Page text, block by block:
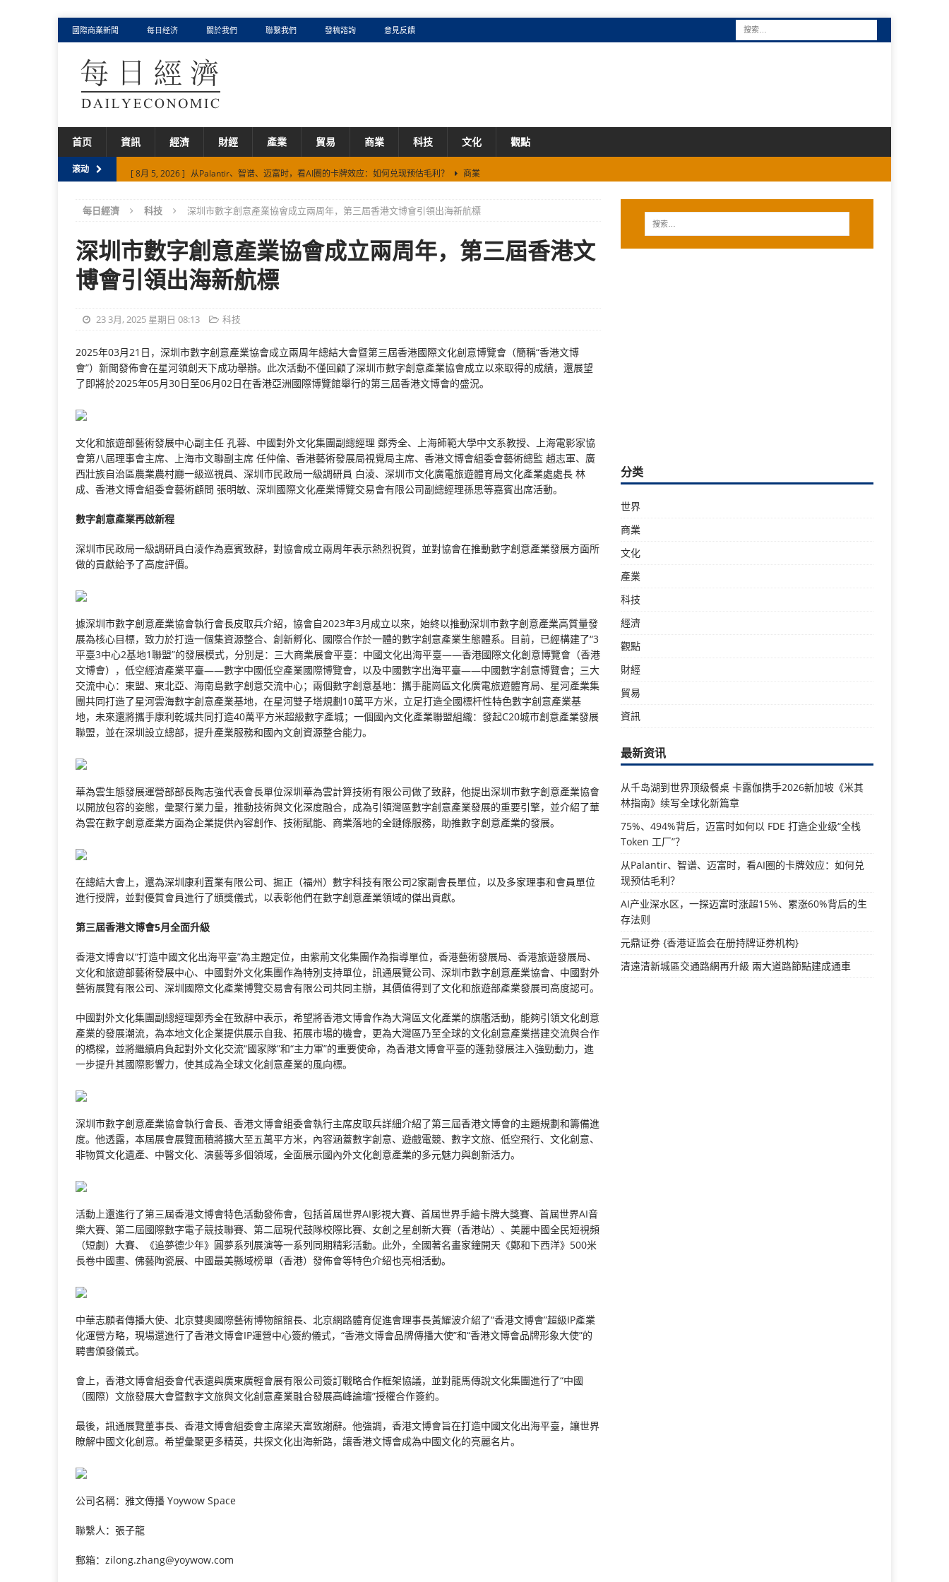
國際商業新聞 每日经济 關於我們 聯繫我們 發稿諮詢 意見反饋
首页 資訊 經濟 財經 產業 貿易 商業 科技 文化 觀點
滚动 [ 8月 5, 2026 ] 从Palantir、智谱、迈富时，看AI圈的卡牌效应：如何兑现预估毛利？
商業
[ 7月 30, 2026 ] 元鼎证券 {香港证监会在册持牌证券机构}
商業
[ 8月 6, 2026 ] 从千岛湖到世界顶级餐桌 卡露伽携手2026新加坡《米其林指南》续写全球化新篇章
商業
[ 8月 5, 2026 ]
75%、494%背后，迈富时如何以 FDE 打造企业级“全栈 Token 工厂”？ 商業
每日經濟 科技 深圳市數字創意產業協會成立兩周年，第三屆香港文博會引領出海新航標
深圳市數字創意產業協會成立兩周年，第三屆香港文
博會引領出海新航標
23 3月, 2025 星期日 08:13 科技
2025年03月21日，深圳市數字創意產業協會成立兩周年總結大會暨第三屆香港國際文化創意博覽會（簡稱“香港文博
會”）新聞發佈會在星河領創天下成功舉辦。此次活動不僅回顧了深圳市數字創意產業協會成立以來取得的成績，還展望
了即將於2025年05月30日至06月02日在香港亞洲國際博覽館舉行的第三屆香港文博會的盛況。
文化和旅遊部藝術發展中心副主任 孔蓉、中國對外文化集團副總經理 鄭秀全、上海師範大學中文系教授、上海電影家協
會第八屆理事會主席、上海市文聯副主席 任仲倫、香港藝術發展局視覺局主席、香港文博會組委會藝術總監 趙志軍、廣
西壯族自治區農業農村廳一級巡視員、深圳市民政局一級調研員 白淩、深圳市文化廣電旅遊體育局文化產業處處長 林
成、香港文博會組委會藝術顧問 張明敏、深圳國際文化產業博覽交易會有限公司副總經理孫思等嘉賓出席活動。
數字創意產業再啟新程
深圳市民政局一級調研員白淩作為嘉賓致辭，對協會成立兩周年表示熱烈祝賀，並對協會在推動數字創意產業發展方面所
做的貢獻給予了高度評價。
據深圳市數字創意產業協會執行會長皮取兵介紹，協會自2023年3月成立以來，始終以推動深圳市數字創意產業高質量發
展為核心目標，致力於打造一個集資源整合、創新孵化、國際合作於一體的數字創意產業生態體系。目前，已經構建了“3
平臺3中心2基地1聯盟”的發展模式，分別是：三大商業展會平臺：中國文化出海平臺——香港國際文化創意博覽會（香港
文博會），低空經濟產業平臺——數字中國低空產業國際博覽會，以及中國數字出海平臺——中國數字創意博覽會；三大
交流中心：東盟、東北亞、海南島數字創意交流中心；兩個數字創意基地：攜手龍崗區文化廣電旅遊體育局、星河產業集
團共同打造了星河雲海數字創意產業基地，在星河雙子塔規劃10萬平方米，立足打造全國標杆性特色數字創意產業基
地，未來還將攜手康利乾城共同打造40萬平方米超級數字產城；一個國內文化產業聯盟組織：發起C20城市創意產業發展
聯盟，並在深圳設立總部，提升產業服務和國內文創資源整合能力。
華為雲生態發展運營部部長陶志強代表會長單位深圳華為雲計算技術有限公司做了致辭，他提出深圳市數字創意產業協會
以開放包容的姿態，彙聚行業力量，推動技術與文化深度融合，成為引領灣區數字創意產業發展的重要引擎，並介紹了華
為雲在數字創意產業方面為企業提供內容創作、技術賦能、商業落地的全鏈條服務，助推數字創意產業的發展。
在總結大會上，還為深圳康利置業有限公司、掘正（福州）數字科技有限公司2家副會長單位，以及多家理事和會員單位
進行授牌，並對優質會員進行了頒獎儀式，以表彰他們在數字創意產業領域的傑出貢獻。
第三屆香港文博會5月全面升級
香港文博會以“打造中國文化出海平臺”為主題定位，由紫荊文化集團作為指導單位，香港藝術發展局、香港旅遊發展局、
文化和旅遊部藝術發展中心、中國對外文化集團作為特別支持單位，訊通展覽公司、深圳市數字創意產業協會、中國對外
藝術展覽有限公司、深圳國際文化產業博覽交易會有限公司共同主辦，其價值得到了文化和旅遊部產業發展司高度認可。
中國對外文化集團副總經理鄭秀全在致辭中表示，希望將香港文博會作為大灣區文化產業的旗艦活動，能夠引領文化創意
產業的發展潮流，為本地文化企業提供展示自我、拓展市場的機會，更為大灣區乃至全球的文化創意產業搭建交流與合作
的橋樑，並將繼續肩負起對外文化交流“國家隊”和“主力軍”的重要使命，為香港文博會平臺的蓬勃發展注入強勁動力，進
一步提升其國際影響力，使其成為全球文化創意產業的風向標。
深圳市數字創意產業協會執行會長、香港文博會組委會執行主席皮取兵詳細介紹了第三屆香港文博會的主題規劃和籌備進
度。他透露，本屆展會展覽面積將擴大至五萬平方米，內容涵蓋數字創意、遊戲電競、數字文旅、低空飛行、文化創意、
非物質文化遺產、中醫文化、演藝等多個領域，全面展示國內外文化創意產業的多元魅力與創新活力。
活動上還進行了第三屆香港文博會特色活動發佈會，包括首屆世界AI影視大賽、首屆世界手繪卡牌大獎賽、首屆世界AI音
樂大賽、第二屆國際數字電子競技聯賽、第二屆現代鼓隊校際比賽、女創之星創新大賽（香港站）、美麗中國全民短視頻
（短劇）大賽、《追夢德少年》圓夢系列展演等一系列同期精彩活動。此外，全國著名畫家鐘開天《鄭和下西洋》500米
長卷中國畫、佛藝陶瓷展、中國最美縣域榜單（香港）發佈會等特色介紹也亮相活動。
中華志願者傳播大使、北京雙奧國際藝術博物館館長、北京網路體育促進會理事長黃耀波介紹了“香港文博會”超級IP產業
化運營方略，現場還進行了香港文博會IP運營中心簽約儀式，“香港文博會品牌傳播大使”和“香港文博會品牌形象大使”的
聘書頒發儀式。
會上，香港文博會組委會代表還與廣東廣輕會展有限公司簽訂戰略合作框架協議，並對龍馬傳說文化集團進行了“中國
（國際）文旅發展大會暨數字文旅與文化創意產業融合發展高峰論壇”授權合作簽約。
最後，訊通展覽董事長、香港文博會組委會主席梁天富致謝辭。他強調，香港文博會旨在打造中國文化出海平臺，讓世界
瞭解中國文化創意。希望彙聚更多精英，共探文化出海新路，讓香港文博會成為中國文化的亮麗名片。
公司名稱：雅文傳播 Yoywow Space
聯繫人：張子龍
郵箱：zilong.zhang@yoywow.com
分类
世界
商業
文化
產業
科技
經濟
觀點
財經
貿易
資訊
最新资讯
从千岛湖到世界顶级餐桌 卡露伽携手2026新加坡《米其
林指南》续写全球化新篇章
75%、494%背后，迈富时如何以 FDE 打造企业级“全栈
Token 工厂”？
从Palantir、智谱、迈富时，看AI圈的卡牌效应：如何兑
现预估毛利？
AI产业深水区，一探迈富时涨超15%、累涨60%背后的生
存法则
元鼎证券 {香港证监会在册持牌证券机构}
清遠清新城區交通路網再升級 兩大道路節點建成通車